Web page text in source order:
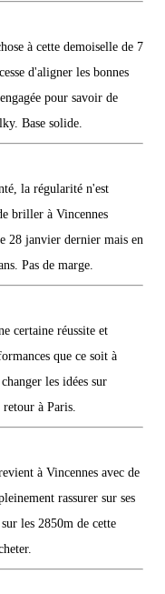
à cette demoiselle de 7
d'aligner les bonnes
pour savoir de
Base solide.
la régularité n'est
briller à Vincennes
28 janvier dernier mais en
Pas de marge.
certaine réussite et
que ce soit à
les idées sur
à Paris.
à Vincennes avec de
rassurer sur ses
les 2850m de cette